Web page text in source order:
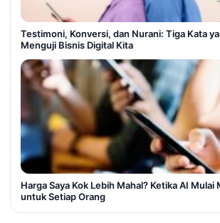
Testimoni, Konversi, dan Nurani: Tiga Kata
Menguji Bisnis Digital Kita
Harga Saya Kok Lebih Mahal? Ketika AI
untuk Setiap Orang